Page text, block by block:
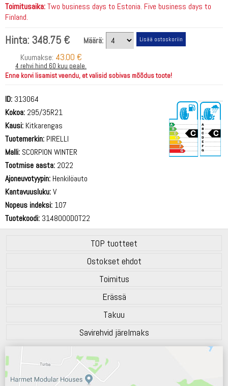
Toimitusaika:Two business days to Estonia. Five business days to
Finland.
Hinta: 348.75 €
Määrä:
Kuumakse: 43.00 €
4 rehvi hind 60 kuu peale.
Enne korvi lisamist veendu, et valisid sobivas mõõdus toote!
ID: 313064
Kokoa: 295/35R21
Kausi: Kitkarengas
Tuotemerkin: PIRELLI
Malli: SCORPION WINTER
Tootmise aasta: 2022
Ajoneuvotyypin: Henkilöauto
Kantavuusluku:V
Nopeus indeksi: 107
Tuotekoodi: 3148000DOT22
TOP tuotteet
Ostokset ehdot
Toimitus
Erässä
Takuu
Savirehvid järelmaks